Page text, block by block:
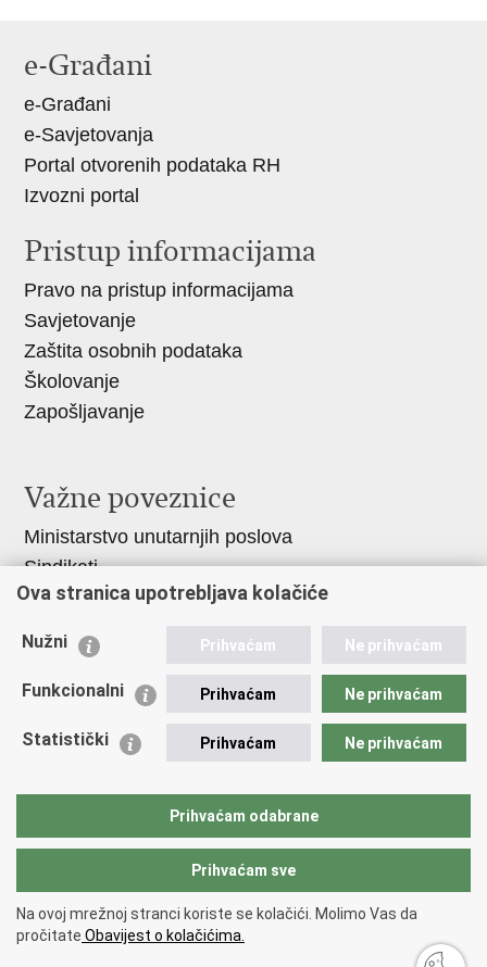
Facebooku
Twitteru
e-Građani
e-Građani
e-Savjetovanja
Portal otvorenih podataka RH
Izvozni portal
Pristup informacijama
Pravo na pristup informacijama
Savjetovanje
Zaštita osobnih podataka
Školovanje
Zapošljavanje
Važne poveznice
Ministarstvo unutarnjih poslova
Sindikati
Udruge
Policijska akademija
Muzej policije
Centar za forenzična ispitivanja, istraživanja i
Policijske uprave
Povratak na vrh
Copyright © 2026 Policijska uprava primorsko-goranska.
korištenja.Izjava o pristupačnosti
Ova stranica upotrebljava kolačiće
Nužni Prihvaćam Ne prihvaćam
Funkcionalni Prihvaćam Ne prihvaćam
Statistički Prihvaćam Ne prihvaćam
Prihvaćam odabrane
Prihvaćam sve
Na ovoj mrežnoj stranci koriste se kolačići. Molimo Vas da
pročitate Obavijest o kolačićima.